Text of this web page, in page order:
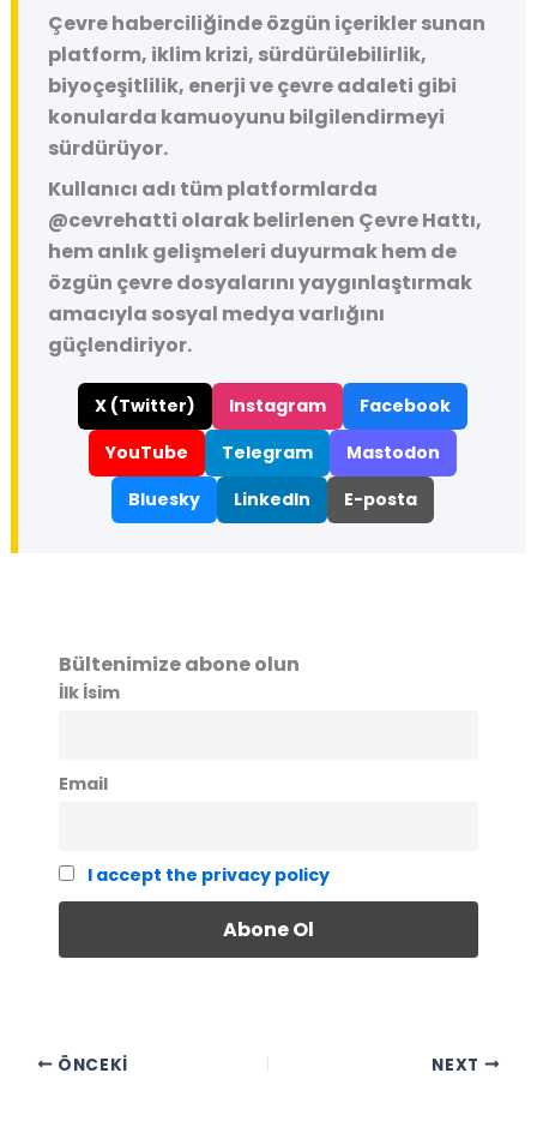
Çevre haberciliğinde özgün içerikler sunan
platform, iklim krizi, sürdürülebilirlik,
biyoçeşitlilik, enerji ve çevre adaleti gibi
konularda kamuoyunu bilgilendirmeyi
sürdürüyor.
Kullanıcı adı tüm platformlarda
@cevrehatti olarak belirlenen Çevre Hattı,
hem anlık gelişmeleri duyurmak hem de
özgün çevre dosyalarını yaygınlaştırmak
amacıyla sosyal medya varlığını
güçlendiriyor.
X (Twitter) Instagram
Facebook
YouTube
Telegram
Mastodon
Bluesky
LinkedIn E-posta
Bültenimize abone olun
İlk İsim
Email
I accept the privacy policy
ÖNCEKI NEXT